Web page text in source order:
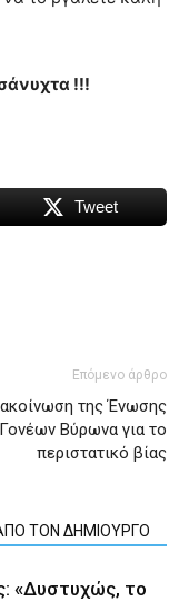
!!!
Tweet
Επόμενο άρθρο
της Ένωσης
Γονέων Βύρωνα για το
περιστατικό βίας
ΤΟΝ ΔΗΜΙΟΥΡΓΟ
«Δυστυχώς, το